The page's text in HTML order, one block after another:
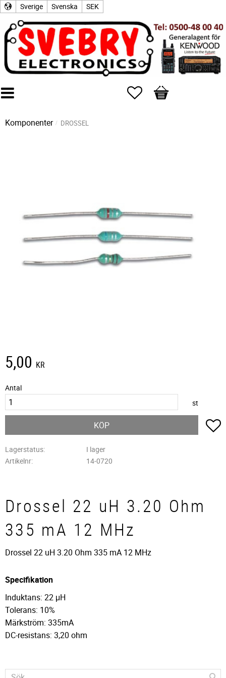
Sverige Svenska SEK
Favoriter
Kundvagn
Komponenter DROSSEL
5,00 KR
Antal
st
KÖP
Lagerstatus
I lager
Artikelnr
14-0720
Drossel 22 uH 3.20 Ohm
335 mA 12 MHz
Drossel 22 uH 3.20 Ohm 335 mA 12 MHz
Specifikation
Induktans: 22 μH
Tolerans: 10%
Märkström: 335mA
DC-resistans: 3,20 ohm